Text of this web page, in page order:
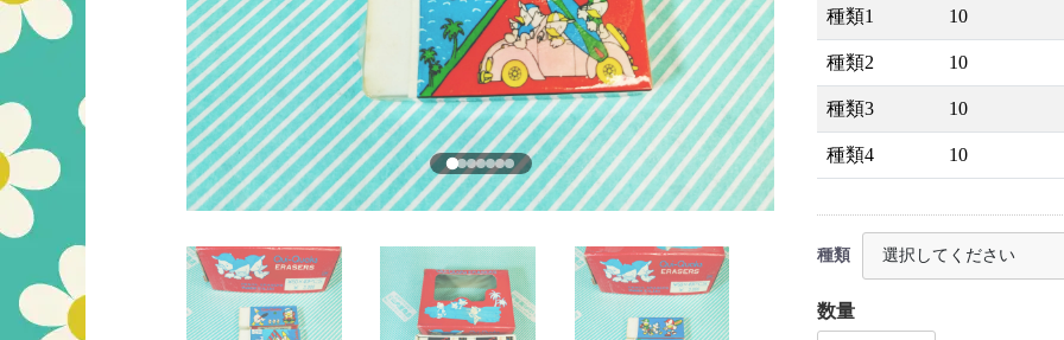
種類1 10
種類2 10
種類3 10
種類4 10
種類
数量